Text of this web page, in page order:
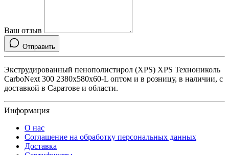
Ваш отзыв
Отправить
Экструдированный пенополистирол (XPS) ХРS Технониколь
CarboNext 300 2380х580х60-L оптом и в розницу, в наличии, с
доставкой в Саратове и области.
Информация
О нас
Соглашение на обработку персональных данных
Доставка